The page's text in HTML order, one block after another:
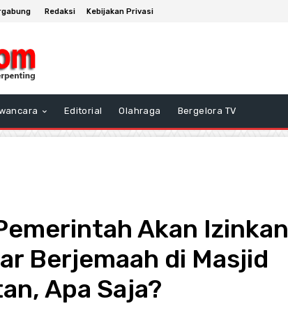
Redaksi Kebijakan Privasi
Editorial Olahraga Bergelora TV
Akan Izinkan
Berjemaah di Masjid
Apa Saja?